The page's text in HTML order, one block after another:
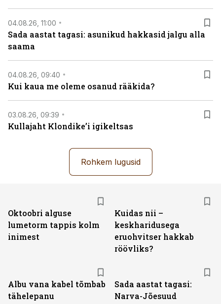
04.08.26, 11:00
Sada aastat tagasi: asunikud hakkasid jalgu alla
saama
04.08.26, 09:40
Kui kaua me oleme osanud rääkida?
03.08.26, 09:39
Kullajaht Klondike’i igikeltsas
Rohkem lugusid
Oktoobri alguse
lumetorm tappis kolm
inimest
Kuidas nii –
keskharidusega
eruohvitser hakkab
röövliks?
Albu vana kabel tõmbab
tähelepanu
Sada aastat tagasi:
Narva-Jõesuud